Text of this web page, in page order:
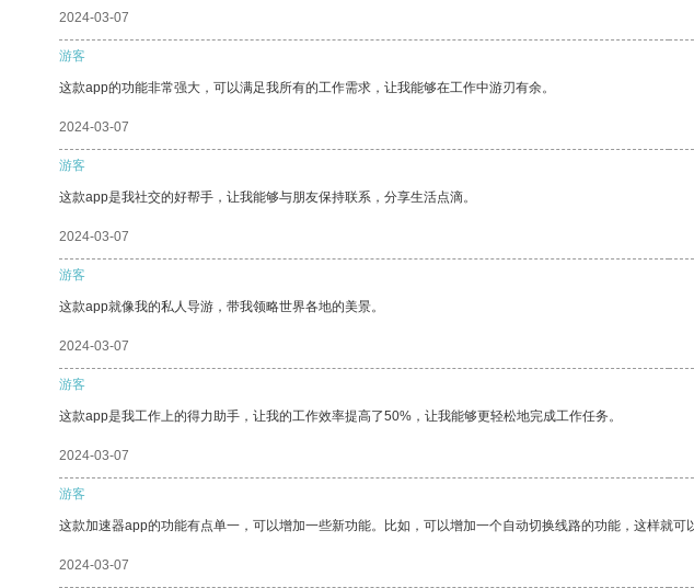
2024-03-07
游客
这款app的功能非常强大，可以满足我所有的工作需求，让我能够在工作中游刃有余。
2024-03-07
游客
这款app是我社交的好帮手，让我能够与朋友保持联系，分享生活点滴。
2024-03-07
游客
这款app就像我的私人导游，带我领略世界各地的美景。
2024-03-07
游客
这款app是我工作上的得力助手，让我的工作效率提高了50%，让我能够更轻松地完成工作任务。
2024-03-07
游客
这款加速器app的功能有点单一，可以增加一些新功能。比如，可以增加一个自动切换线路的功能，这样就可
2024-03-07